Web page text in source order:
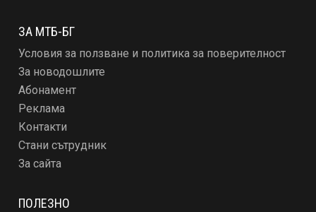
ЗА МТБ-БГ
Условия за ползване и политика за поверителност
За новодошлите
Абонамент
Реклама
Контакти
Стани сътрудник
За сайта
ПОЛЕЗНО